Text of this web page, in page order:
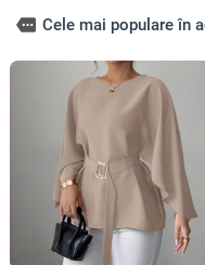
more Cele mai populare în